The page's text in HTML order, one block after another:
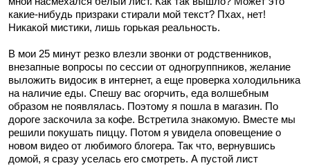
какие-нибудь призраки стирали мой текст? Пхах, нет!
Никакой мистики, лишь горькая реальность.
В мои 25 минут резко влезли звонки от родственников,
внезапные вопросы по сессии от одногруппников, желание
выложить видосик в интернет, а еще проверка холодильника
на наличие еды. Спешу вас огорчить, еда волшебным
образом не появлялась. Поэтому я пошла в магазин. По
дороге заскочила за кофе. Встретила знакомую. Вместе мы
решили покушать пиццу. Потом я увидела оповещение о
новом видео от любимого блогера. Так что, вернувшись
домой, я сразу уселась его смотреть. А пустой лист